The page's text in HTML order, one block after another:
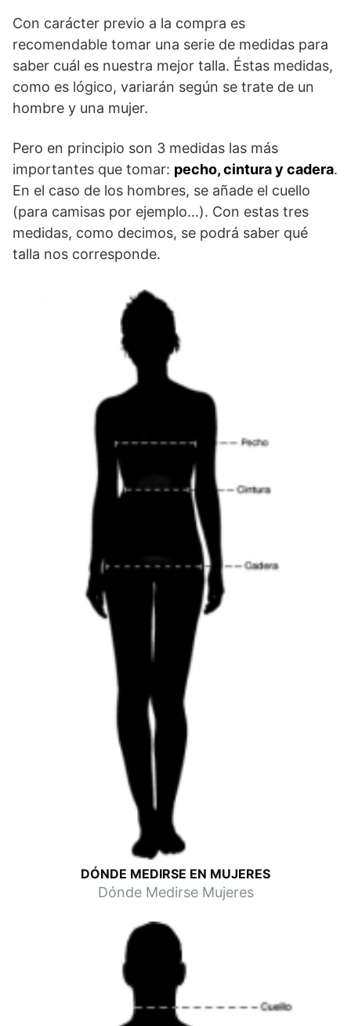
Con carácter previo a la compra es
recomendable tomar una serie de medidas para
saber cuál es nuestra mejor talla. Éstas medidas,
como es lógico, variarán según se trate de un
hombre y una mujer.
Pero en principio son 3 medidas las más
importantes que tomar: pecho, cintura y cadera.
En el caso de los hombres, se añade el cuello
(para camisas por ejemplo…). Con estas tres
medidas, como decimos, se podrá saber qué
talla nos corresponde.
DÓNDE MEDIRSE EN MUJERES
Dónde Medirse Mujeres